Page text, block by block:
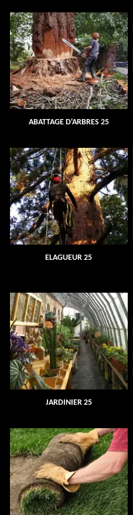
ABATTAGE D'ARBRES 25
ELAGUEUR 25
JARDINIER 25